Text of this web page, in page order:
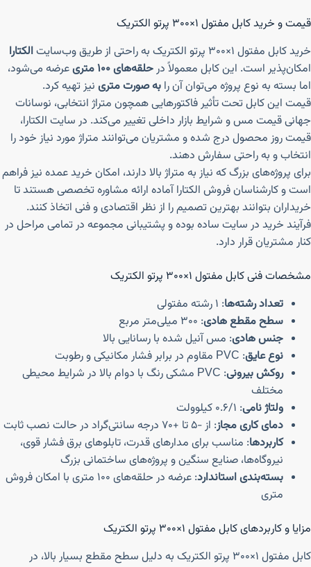
قیمت و خرید کابل مفتول ۱×۳۰۰ پرتو الکتریک
خرید کابل مفتول ۱×۳۰۰ پرتو الکتریک به راحتی از طریق وب‌سایت
الکتارا
امکان‌پذیر است. این کابل معمولاً درحلقه‌های ۱۰۰ متری
عرضه می‌شود،
اما بسته به نوع پروژه می‌توان آن را به صورت متری نیز تهیه کرد.
قیمت این کابل تحت تأثیر فاکتورهایی همچون متراژ انتخابی، نوسانات
جهانی قیمت مس و شرایط بازار داخلی تغییر می‌کند. در سایت الکتارا،
قیمت روز محصول درج شده و مشتریان می‌توانند متراژ مورد نیاز خود را
انتخاب و به راحتی سفارش دهند.
برای پروژه‌های بزرگ که نیاز به متراژ بالا دارند، امکان خرید عمده نیز فراهم
است و کارشناسان فروش الکتارا آماده ارائه مشاوره تخصصی هستند تا
خریداران بتوانند بهترین تصمیم را از نظر اقتصادی و فنی اتخاذ کنند.
فرآیند خرید در سایت ساده بوده و پشتیبانی مجموعه در تمامی مراحل در
کنار مشتریان قرار دارد.
مشخصات فنی کابل مفتول ۱×۳۰۰ پرتو الکتریک
تعداد رشته‌ها: ۱ رشته مفتولی
سطح مقطع هادی: ۳۰۰ میلی‌متر مربع
جنس هادی: مس آنیل شده با رسانایی بالا
نوع عایق: PVC مقاوم در برابر فشار مکانیکی و رطوبت
روکش بیرونی
: PVC مشکی رنگ با دوام بالا در شرایط محیطی
مختلف
ولتاژ نامی: ۰.۶/۱ کیلوولت
دمای کاری مجاز: از -۵ تا +۷۰ درجه سانتی‌گراد در حالت نصب ثابت
کاربردها: مناسب برای مدارهای قدرت، تابلوهای برق فشار قوی،
نیروگاه‌ها، صنایع سنگین و پروژه‌های ساختمانی بزرگ
بسته‌بندی استاندارد
: عرضه در حلقه‌های ۱۰۰ متری با امکان فروش
متری
مزایا و کاربردهای کابل مفتول ۱×۳۰۰ پرتو الکتریک
کابل مفتول ۱×۳۰۰ پرتو الکتریک به دلیل سطح مقطع بسیار بالا، در